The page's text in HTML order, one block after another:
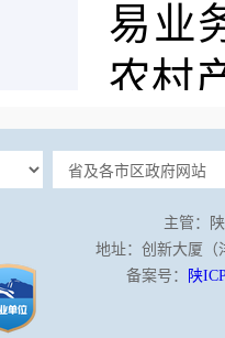
易业
农村
购平
标投
主管：
地址：创新大厦（
备案号：
陕